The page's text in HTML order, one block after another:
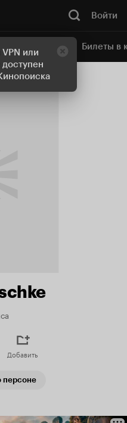
или
Войти
кинотеатр Билеты в
Добавить
персоне